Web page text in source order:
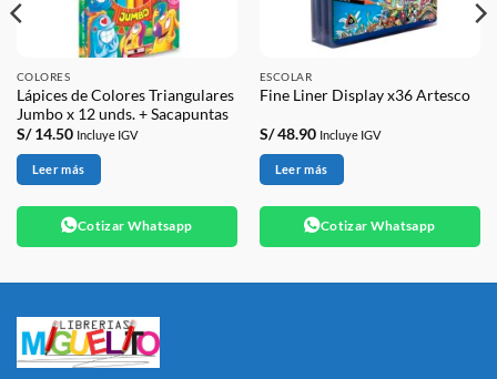
COLORES
Lápices de Colores Triangulares
Jumbo x 12 unds. + Sacapuntas
S/14.50 Incluye IGV
Leer más
Cotizar Whatsapp
ESCOLAR
Fine Liner Display x36 Artesco
S/48.90 Incluye IGV
Leer más
Cotizar Whatsapp